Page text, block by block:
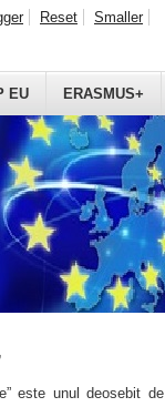
EU ERASMUS+
Reset Smaller
este unul deosebit de